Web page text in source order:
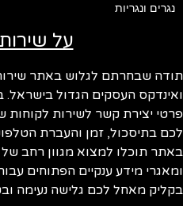
נגרים ונגריות
על
שבחרתם לגלוש באתר
העסקים הגדול בישראל.
יצירת קשר לשירות לקוחות
בתיסכול, זמן והעברת
תוכלו למצוא מגוון רחב של
מידע ענקיים הפתוחים
מאחל לכם גלישה נעימה